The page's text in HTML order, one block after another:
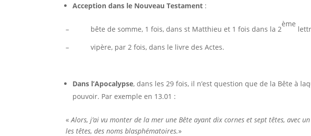
Acception dans le Nouveau Testament :
– bête de somme, 1 fois, dans st Matthieu et 1 fois dans la 2
ème
– vipère, par 2 fois, dans le livre des Actes.
Dans l’Apocalypse, dans les 29 fois, il n’est question que de la Bête à
pouvoir. Par exemple en 13.01 :
«Alors, j’ai vu monter de la mer une Bête ayant dix cornes et sept têtes, avec
les têtes, des noms blasphématoires.»